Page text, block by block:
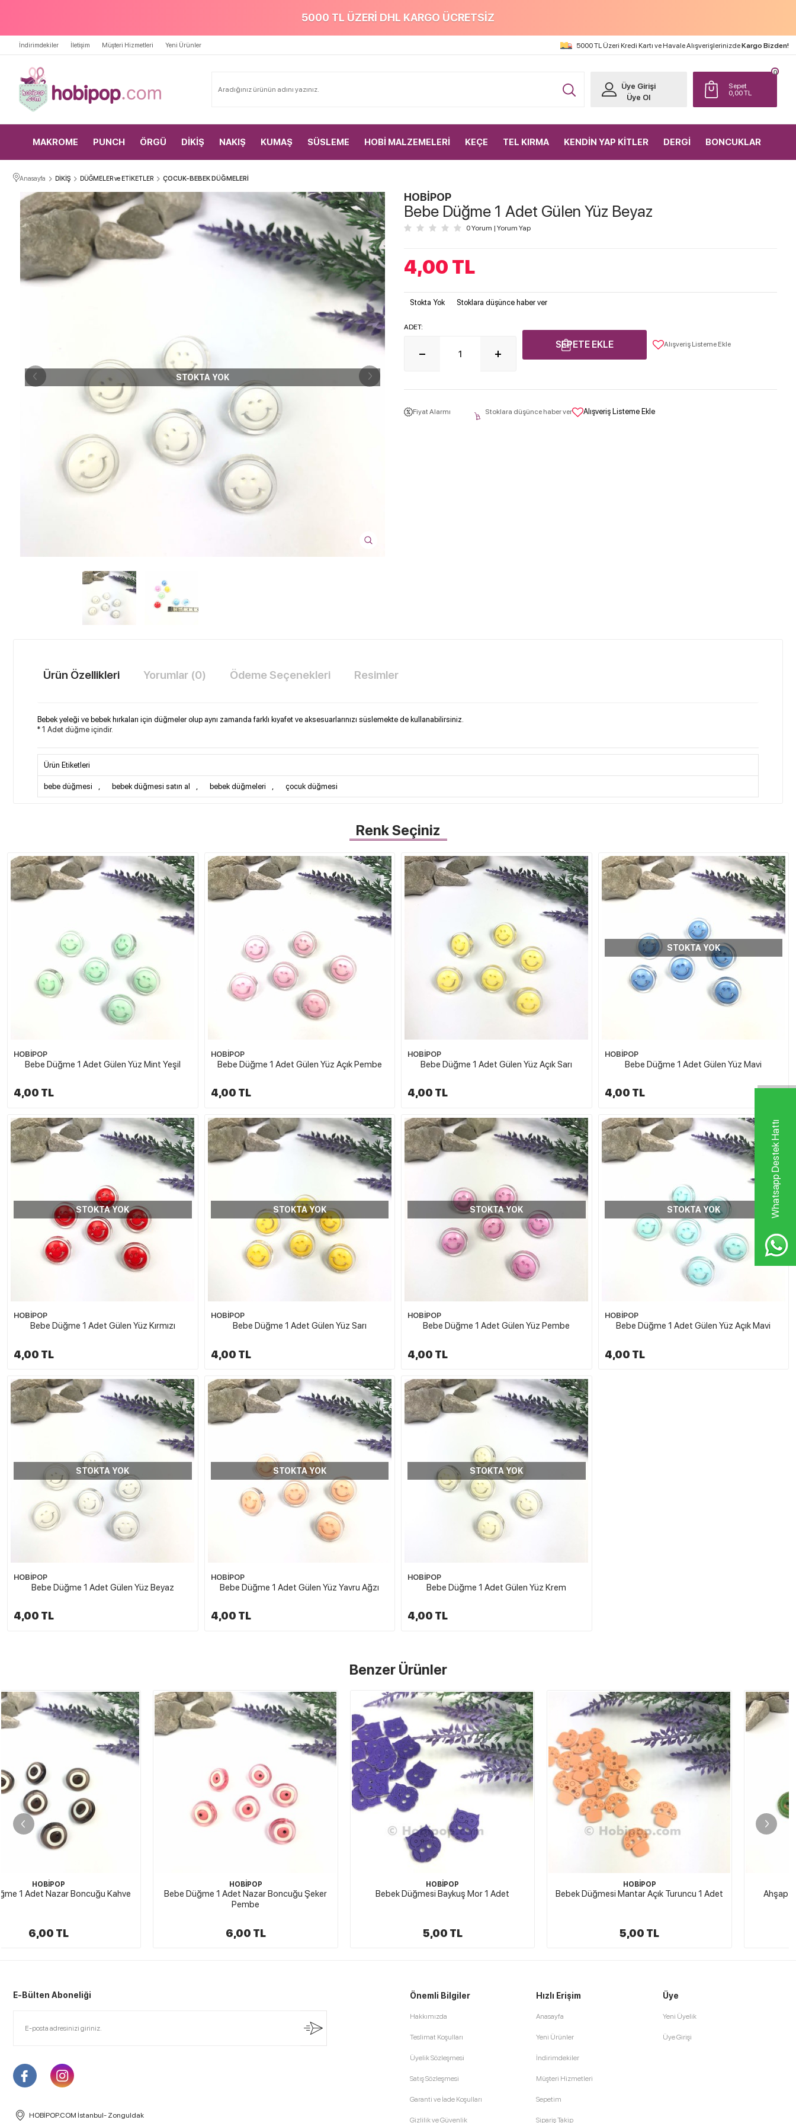
Whatsapp Destek Hattı
5000 TL ÜZERİ DHL KARGO ÜCRETSİZ
İndirimdekiler İletişim Müşteri Hizmetleri Yeni Ürünler 5000 TL Üzeri Kredi Kartı ve Havale AlışverişlerinizdeKargo Bizden!
Sepet
0,00TL
0
Üye Girişi
Üye Ol
MAKROME PUNCH ÖRGÜ DİKİŞ NAKIŞ KUMAŞ SÜSLEME HOBİ MALZEMELERİ KEÇE TEL KIRMA KENDİN YAP KİTLER DERGİ BONCUKLAR
Anasayfa DİKİŞ DÜĞMELER ve ETİKETLER ÇOCUK-BEBEK DÜĞMELERİ
STOKTA YOK
HOBİPOP
Bebe Düğme 1 Adet Gülen Yüz Beyaz
0 Yorum | Yorum Yap
4,00 TL
Stokta Yok Stoklara düşünce haber ver
ADET:
SEPETE EKLE Alışveriş Listeme Ekle
Fiyat Alarmı Stoklara düşünce haber ver Alışveriş Listeme Ekle
Ürün Özellikleri Yorumlar (0) Ödeme Seçenekleri Resimler
Bebek yeleği ve bebek hırkaları için düğmeler olup aynı zamanda farklı kıyafet ve aksesuarlarınızı süslemekte de kullanabilirsiniz.
* 1 Adet düğme içindir.
Ürün Etiketleri
bebe düğmesi , bebek düğmesi satın al , bebek düğmeleri , çocuk düğmesi
Renk Seçiniz
HOBİPOP
Bebe Düğme 1 Adet Gülen Yüz Mint Yeşil
4,00 TL
HOBİPOP
Bebe Düğme 1 Adet Gülen Yüz Açık Pembe
4,00 TL
HOBİPOP
Bebe Düğme 1 Adet Gülen Yüz Açık Sarı
4,00 TL
STOKTA YOK
HOBİPOP
Bebe Düğme 1 Adet Gülen Yüz Mavi
4,00 TL
STOKTA YOK
HOBİPOP
Bebe Düğme 1 Adet Gülen Yüz Kırmızı
4,00 TL
STOKTA YOK
HOBİPOP
Bebe Düğme 1 Adet Gülen Yüz Sarı
4,00 TL
STOKTA YOK
HOBİPOP
Bebe Düğme 1 Adet Gülen Yüz Pembe
4,00 TL
STOKTA YOK
HOBİPOP
Bebe Düğme 1 Adet Gülen Yüz Açık Mavi
4,00 TL
STOKTA YOK
HOBİPOP
Bebe Düğme 1 Adet Gülen Yüz Beyaz
4,00 TL
STOKTA YOK
HOBİPOP
Bebe Düğme 1 Adet Gülen Yüz Yavru Ağzı
4,00 TL
STOKTA YOK
HOBİPOP
Bebe Düğme 1 Adet Gülen Yüz Krem
4,00 TL
Benzer Ürünler
Bebe Düğme 1 Adet Nazar Boncuğu Şeker
Bebek Düğmesi Baykuş Mor 1 Adet Bebek Düğmesi Mantar Açık Turuncu 1 Adet Ahşap Bebe Düğme 1 Adet Çapa Yeşil
E-Bülten Aboneliği
HOBİPOP.COM İstanbul- Zonguldak
Önemli Bilgiler
Hakkımızda
Teslimat Koşulları
Üyelik Sözleşmesi
Satış Sözleşmesi
Garanti ve İade Koşulları
Gizlilik ve Güvenlik
Hızlı Erişim
Anasayfa
Yeni Ürünler
İndirimdekiler
Müşteri Hizmetleri
Sepetim
Sipariş Takip
Üye
Yeni Üyelik
Üye Girişi